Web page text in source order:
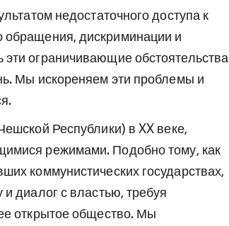
недостаточного доступа к
дискриминации и
ограничивающие обстоятельства
Мы искореняем эти проблемы и
Республики) в XX веке,
режимами. Подобно тому, как
коммунистических государствах,
диалог с властью, требуя
открытое общество. Мы